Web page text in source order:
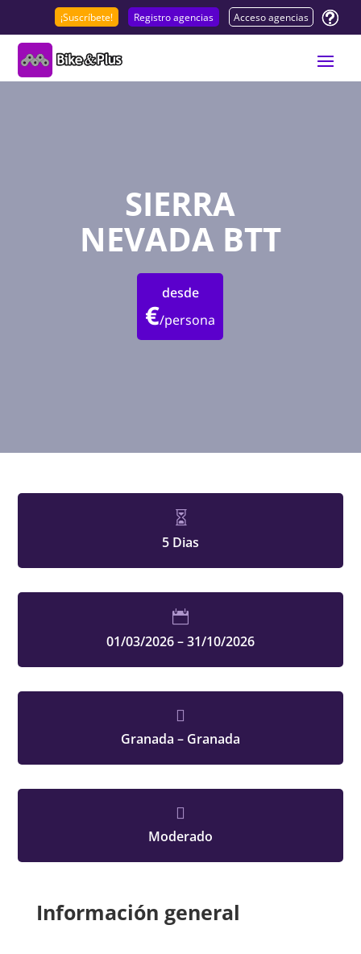
¡Suscríbete! Registro agencias Acceso agencias
SIERRA
NEVADA BTT
desde
€/persona

5 Dias

01/03/2026 – 31/10/2026

Granada – Granada

Moderado
Información general